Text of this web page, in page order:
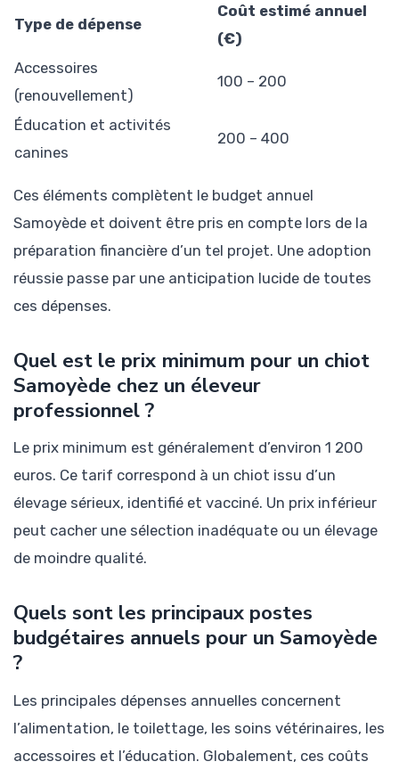
Type de dépense
Coût estimé annuel
(€)
Accessoires
(renouvellement)
100 – 200
Éducation et activités
canines
200 – 400
Ces éléments complètent le budget annuel
Samoyède et doivent être pris en compte lors de la
préparation financière d’un tel projet. Une adoption
réussie passe par une anticipation lucide de toutes
ces dépenses.
Quel est le prix minimum pour un chiot
Samoyède chez un éleveur
professionnel ?
Le prix minimum est généralement d’environ 1 200
euros. Ce tarif correspond à un chiot issu d’un
élevage sérieux, identifié et vacciné. Un prix inférieur
peut cacher une sélection inadéquate ou un élevage
de moindre qualité.
Quels sont les principaux postes
budgétaires annuels pour un Samoyède
?
Les principales dépenses annuelles concernent
l’alimentation, le toilettage, les soins vétérinaires, les
accessoires et l’éducation. Globalement, ces coûts